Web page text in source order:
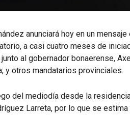
anunciará hoy en un
a casi cuatro meses de
al gobernador bonaerense,
y otros mandatarios provinciales.
del mediodía desde la
Larreta, por lo que se